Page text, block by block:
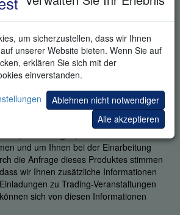
um sicherzustellen, dass wir Ihnen
unserer Website bieten. Wenn Sie auf
erklären Sie sich mit der
einverstanden.
Ablehnen nicht notwendiger
Alle akzeptieren
DEMO
Sie in der Lage waren, die Plattform mit
Durch Angabe Ihrer
Sie zu, dass ein fachkundiger
und um Ihnen bei der Einarbeitung
die Anfrage dieses Produktes stimmen
wir Ihnen zusätzliche Informationen
zu Trading-Veranstaltungen
sich von diesen Informationen